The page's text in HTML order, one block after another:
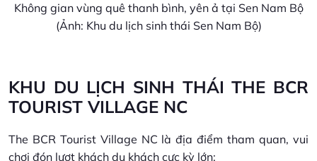
Không gian vùng quê thanh bình, yên ả tại Sen Nam Bộ
(Ảnh: Khu du lịch sinh thái Sen Nam Bộ)
KHU DU LỊCH SINH THÁI THE BCR
TOURIST VILLAGE NC
The BCR Tourist Village NC là địa điểm tham quan, vui
chơi đón lượt khách du khách cực kỳ lớn: